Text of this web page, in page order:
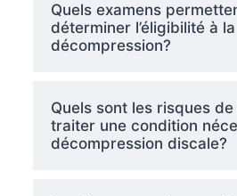
Quels examens
déterminer l’éligibilité à la
décompression?
Quels sont les risques
traiter une condition
décompression discale?